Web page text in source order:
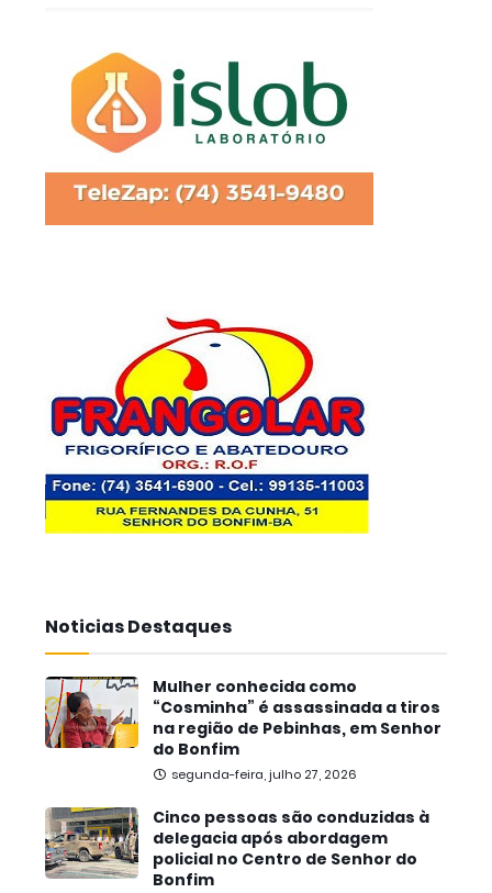
Noticias Destaques
Mulher conhecida como
“Cosminha” é assassinada a tiros
na região de Pebinhas, em Senhor
do Bonfim
segunda-feira, julho 27, 2026
Cinco pessoas são conduzidas à
delegacia após abordagem
policial no Centro de Senhor do
Bonfim